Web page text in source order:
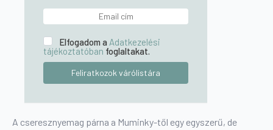
Elfogadom a Adatkezelési
tájékoztatóban foglaltakat.
A cseresznyemag párna a Muminky-től egy egyszerű, de